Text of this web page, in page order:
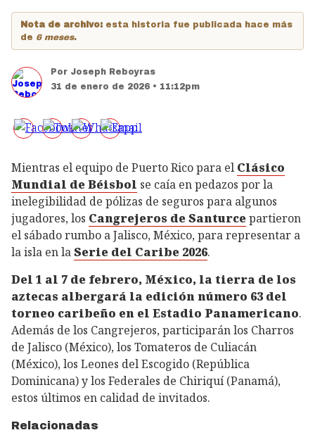
Nota de archivo: esta historia fue publicada hace más
de 6 meses.
Por Joseph Reboyras
31 de enero de 2026 • 11:12pm
Mientras el equipo de Puerto Rico para el Clásico
Mundial de Béisbol se caía en pedazos por la
inelegibilidad de pólizas de seguros para algunos
jugadores, los Cangrejeros de Santurcepartieron
el sábado rumbo a Jalisco, México, para representar a
la isla en laSerie del Caribe 2026.
Del 1 al 7 de febrero, México, la tierra de los
aztecas albergará la edición número 63 del
torneo caribeño en el Estadio Panamericano.
Además de los Cangrejeros, participarán los Charros
de Jalisco (México), los Tomateros de Culiacán
(México), los Leones del Escogido (República
Dominicana) y los Federales de Chiriquí (Panamá),
estos últimos en calidad de invitados.
Relacionadas